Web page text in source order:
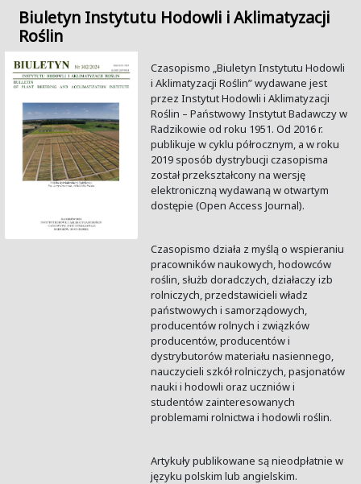
Biuletyn Instytutu Hodowli i Aklimatyzacji
Roślin
Czasopismo „Biuletyn Instytutu Hodowli
i Aklimatyzacji Roślin” wydawane jest
przez Instytut Hodowli i Aklimatyzacji
Roślin – Państwowy Instytut Badawczy w
Radzikowie od roku 1951. Od 2016 r.
publikuje w cyklu półrocznym, a w roku
2019 sposób dystrybucji czasopisma
został przekształcony na wersję
elektroniczną wydawaną w otwartym
dostępie (Open Access Journal).
Czasopismo działa z myślą o wspieraniu
pracowników naukowych, hodowców
roślin, służb doradczych, działaczy izb
rolniczych, przedstawicieli władz
państwowych i samorządowych,
producentów rolnych i związków
producentów, producentów i
dystrybutorów materiału nasiennego,
nauczycieli szkół rolniczych, pasjonatów
nauki i hodowli oraz uczniów i
studentów zainteresowanych
problemami rolnictwa i hodowli roślin.
Artykuły publikowane są nieodpłatnie w
języku polskim lub angielskim.